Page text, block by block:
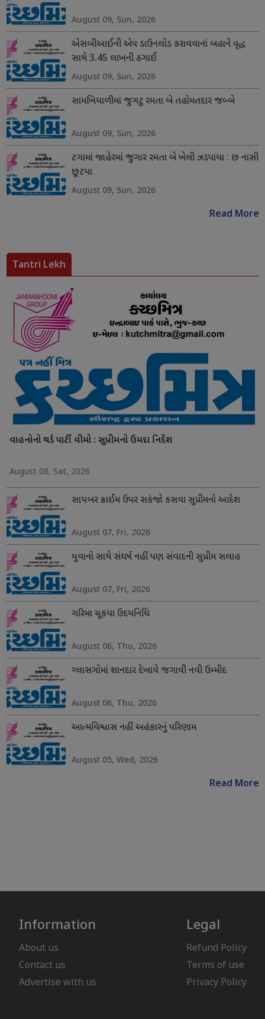
August 09, Sun, 2026
એસબીઆઈની એપ ડાઉનલોડ કરાવવાનાં બહાને વૃદ્ધ
સાથે 3.45 લાખની ઠગાઈ
August 09, Sun, 2026
સામખિયાળીમાં જુગટુ રમતા બે તહોમતદાર જબ્બે
August 09, Sun, 2026
ટગામાં જાહેરમાં જુગાર રમતા બે ખેલી ઝડપાયા : છ નાસી
છૂટયા
August 09, Sun, 2026
Read More
Tantri Lekh
વાહનોનો થર્ડ પાર્ટી વીમો : સુપ્રીમનો ઉમદા નિર્દેશ
August 08, Sat, 2026
સાયબર ક્રાઈમ ઉપર સકંજો કસવા સુપ્રીમનો આદેશ
August 07, Fri, 2026
યુવાનો સાથે સંઘર્ષ નહીં પણ સંવાદની સુપ્રીમ સલાહ
August 07, Fri, 2026
ગરિમા ચૂકયા ઉદયનિધિ
August 06, Thu, 2026
ગ્લાસગોમાં શાનદાર દેખાવે જગાવી નવી ઉમ્મીદ
August 06, Thu, 2026
આત્મવિશ્વાસ નહીં અહંકારનું પરિણામ
August 05, Wed, 2026
Read More
Information
About us
Contact us
Advertise with us
Legal
Refund Policy
Terms of use
Privacy Policy